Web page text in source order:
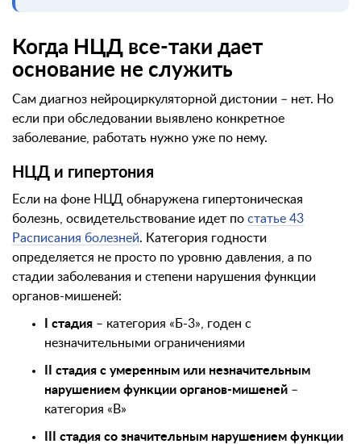
Когда НЦД все-таки дает
основание не служить
Сам диагноз нейроциркуляторной дистонии – нет. Но
если при обследовании выявлено конкретное
заболевание, работать нужно уже по нему.
НЦД и гипертония
Если на фоне НЦД обнаружена гипертоническая
болезнь, освидетельствование идет по статье 43
Расписания болезней. Категория годности
определяется не просто по уровню давления, а по
стадии заболевания и степени нарушения функции
органов-мишеней:
I стадия – категория «Б-3», годен с
незначительными ограничениями
II стадия с умеренным или незначительным
нарушением функции органов-мишеней –
категория «В»
III стадия со значительным нарушением функции